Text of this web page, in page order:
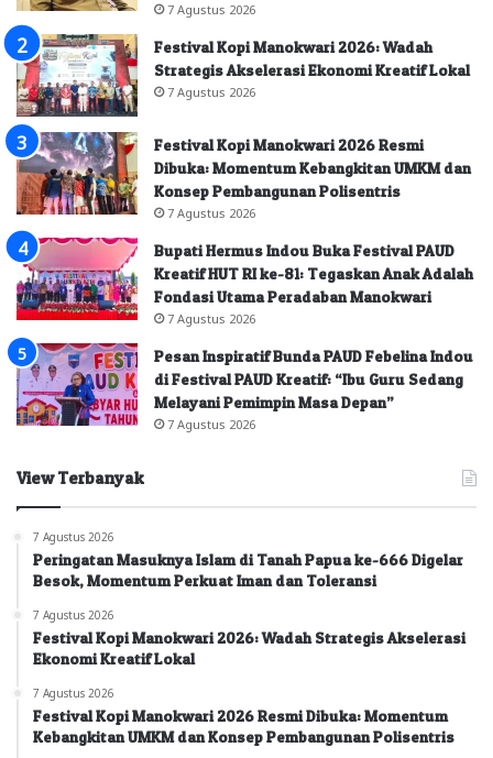
7 Agustus 2026
Festival Kopi Manokwari 2026: Wadah
Strategis Akselerasi Ekonomi Kreatif Lokal
7 Agustus 2026
Festival Kopi Manokwari 2026 Resmi
Dibuka: Momentum Kebangkitan UMKM dan
Konsep Pembangunan Polisentris
7 Agustus 2026
Bupati Hermus Indou Buka Festival PAUD
Kreatif HUT RI ke-81: Tegaskan Anak Adalah
Fondasi Utama Peradaban Manokwari
7 Agustus 2026
Pesan Inspiratif Bunda PAUD Febelina Indou
di Festival PAUD Kreatif: “Ibu Guru Sedang
Melayani Pemimpin Masa Depan”
7 Agustus 2026
View Terbanyak
7 Agustus 2026
Peringatan Masuknya Islam di Tanah Papua ke-666 Digelar
Besok, Momentum Perkuat Iman dan Toleransi
7 Agustus 2026
Festival Kopi Manokwari 2026: Wadah Strategis Akselerasi
Ekonomi Kreatif Lokal
7 Agustus 2026
Festival Kopi Manokwari 2026 Resmi Dibuka: Momentum
Kebangkitan UMKM dan Konsep Pembangunan Polisentris